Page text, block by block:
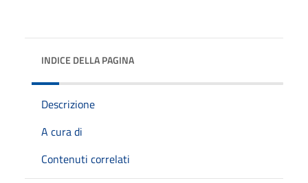
INDICE DELLA PAGINA
Descrizione
A cura di
Contenuti correlati